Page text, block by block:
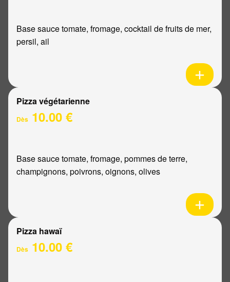
Base sauce tomate, fromage, cocktail de fruits de mer,
persil, ail
Pizza végétarienne
Dès 10.00 €
Base sauce tomate, fromage, pommes de terre,
champignons, poivrons, oignons, olives
Pizza hawaï
Dès 10.00 €